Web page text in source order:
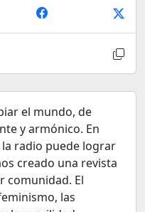
el mundo, de
y armónico. En
radio puede lograr
creado una revista
comunidad. El
las